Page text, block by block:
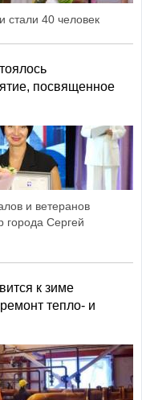
стали 40 человек
посвященное
и ветеранов
города Сергей
к зиме
тепло- и